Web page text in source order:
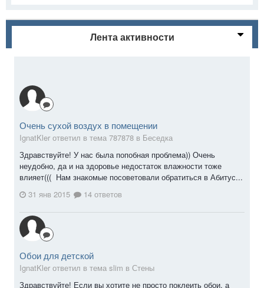
Лента активности
Очень сухой воздух в помещении
IgnatKler ответил в тема 787878 в Беседка
Здравствуйте! У нас была попобная проблема)) Очень
неудобно, да и на здоровье недостаток влажности тоже
влияет((( Нам знакомые посоветовали обратиться в Абитус...
31 янв 2015
14 ответов
Обои для детской
IgnatKler ответил в тема slim в Стены
Здравствуйте! Если вы хотите не просто поклеить обои, а